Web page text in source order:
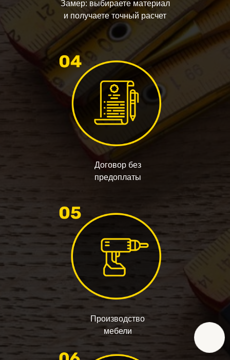
Замер: выбираете материал
и получаете точный расчет
Договор без
предоплаты
Производство
мебели